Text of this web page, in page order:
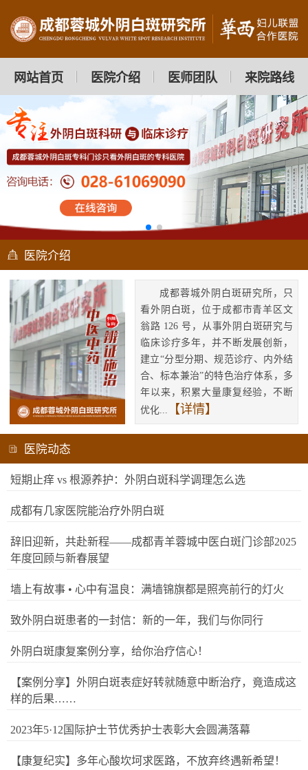
网站首页 医院介绍 医师团队 来院路线
医院介绍
成都蓉城外阴白斑研究所，只
看外阴白斑，位于成都市青羊区文
翁路 126 号，从事外阴白斑研究与
临床诊疗多年，并不断发展创新，
建立“分型分期、规范诊疗、内外结
合、标本兼治”的特色治疗体系，多
年以来，积累大量康复经验，不断
优化...
【详情】
医院动态
短期止痒 vs 根源养护：外阴白斑科学调理怎么选
成都有几家医院能治疗外阴白斑
辞旧迎新，共赴新程——成都青羊蓉城中医白斑门诊部2025
年度回顾与新春展望
墙上有故事 • 心中有温良：满墙锦旗都是照亮前行的灯火
致外阴白斑患者的一封信：新的一年，我们与你同行
外阴白斑康复案例分享，给你治疗信心！
【案例分享】外阴白斑表症好转就随意中断治疗，竟造成这
样的后果……
2023年5·12国际护士节优秀护士表彰大会圆满落幕
【康复纪实】多年心酸坎坷求医路，不放弃终遇新希望！